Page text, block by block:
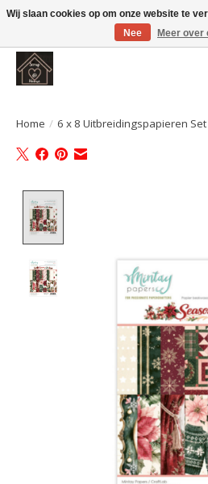
Large selection of products and fast
Home / 6 x 8 Uitbreidingspapieren
Wij slaan cookies op om onze website te
Nee
Meer over